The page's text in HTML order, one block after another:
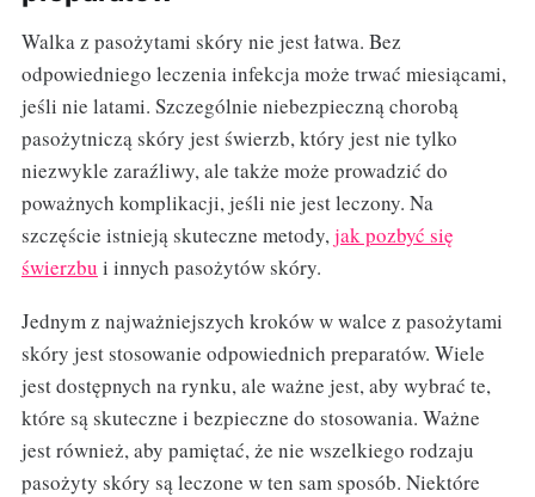
Walka z pasożytami skóry nie jest łatwa. Bez
odpowiedniego leczenia infekcja może trwać miesiącami,
jeśli nie latami. Szczególnie niebezpieczną chorobą
pasożytniczą skóry jest świerzb, który jest nie tylko
niezwykle zaraźliwy, ale także może prowadzić do
poważnych komplikacji, jeśli nie jest leczony. Na
szczęście istnieją skuteczne metody,jak pozbyć się
świerzbu i innych pasożytów skóry.
Jednym z najważniejszych kroków w walce z pasożytami
skóry jest stosowanie odpowiednich preparatów. Wiele
jest dostępnych na rynku, ale ważne jest, aby wybrać te,
które są skuteczne i bezpieczne do stosowania. Ważne
jest również, aby pamiętać, że nie wszelkiego rodzaju
pasożyty skóry są leczone w ten sam sposób. Niektóre